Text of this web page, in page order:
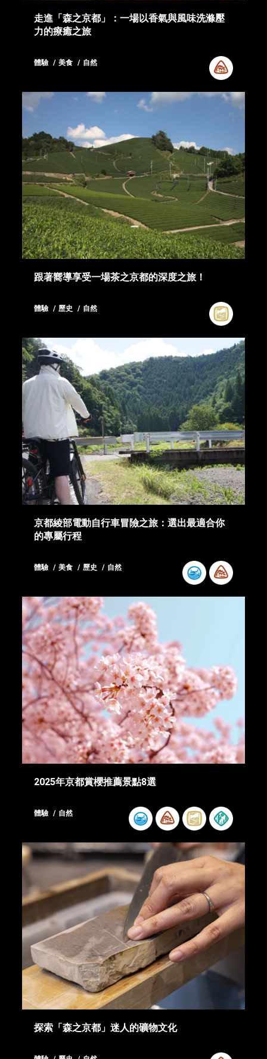
走進「森之京都」：一場以香氣與風味洗滌壓
力的療癒之旅
體驗 美食 自然
跟著嚮導享受一場茶之京都的深度之旅！
體驗 歷史 自然
京都綾部電動自行車冒險之旅：選出最適合你
的專屬行程
體驗 美食 歷史 自然
2025年京都賞櫻推薦景點8選
體驗 自然
探索「森之京都」迷人的礦物文化